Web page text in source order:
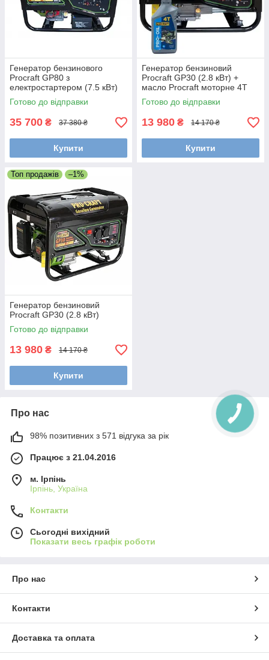
Генератор бензинового
Procraft GP80 з
електростартером (7.5 кВт)
Готово до відправки
35 700 ₴ 37 380 ₴
Купити
Генератор бензиновий
Procraft GP30 (2.8 кВт) +
масло Procraft моторне 4Т
Готово до відправки
13 980 ₴ 14 170 ₴
Купити
Топ продажів –1%
Генератор бензиновий
Procraft GP30 (2.8 кВт)
Готово до відправки
13 980 ₴ 14 170 ₴
Купити
Про нас
98% позитивних з 571 відгука за рік
Працює з 21.04.2016
м. Ірпінь
Ірпінь, Україна
Контакти
Сьогодні вихідний
Показати весь графік роботи
Про нас
Контакти
Доставка та оплата